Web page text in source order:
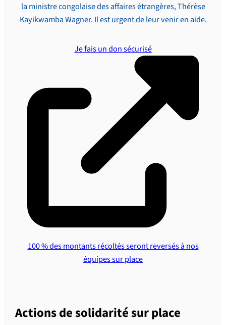
la ministre congolaise des affaires étrangères, Thérèse
Kayikwamba Wagner. Il est urgent de leur venir en aide.
Je fais un don sécurisé
100 % des montants récoltés seront reversés à nos
équipes sur place
Actions de solidarité sur place